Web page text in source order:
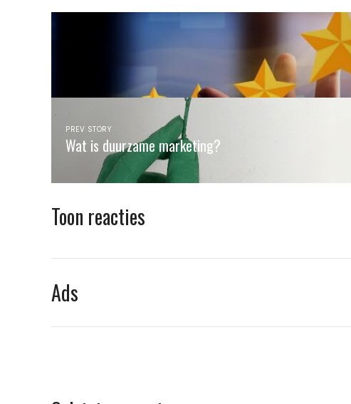
PREV STORY
Wat is duurzame marketing?
Toon reacties
Ads